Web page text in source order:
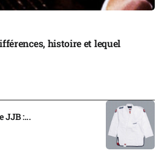
histoire et lequel
JJB :...